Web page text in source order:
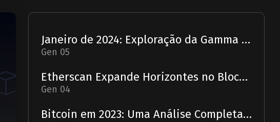
Janeiro de 2024: Exploração da Gamma Strategies - Um Relatório
Gen 05
Etherscan Expande Horizontes no Blockchain com Aquisição da Solscan
Gen 04
Bitcoin em 2023: Uma Análise Completa e Previsão para 2024